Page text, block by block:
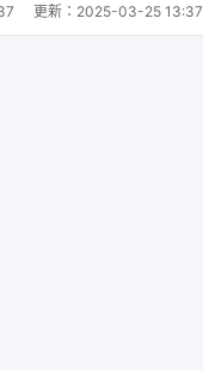
更新： 2025-03-25 13:37